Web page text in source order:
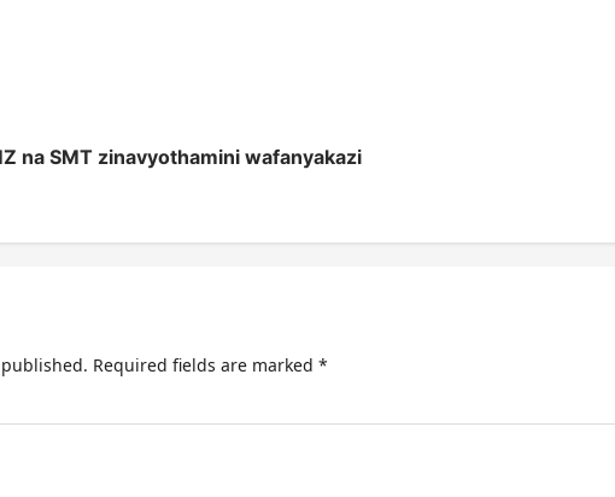
na SMT zinavyothamini wafanyakazi
Required fields are marked *